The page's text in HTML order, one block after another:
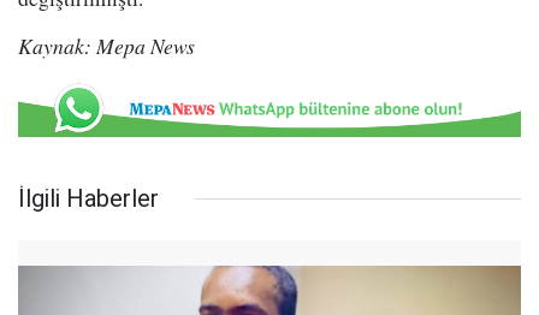
Kaynak: Mepa News
İlgili Haberler